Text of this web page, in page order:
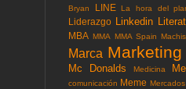
Bryan
LINE La hora del
Liderazgo Linkedin
MBA MMA MMA Spain
Marca Marketing
Mc Donalds Medicina
comunicación Meme Mercados